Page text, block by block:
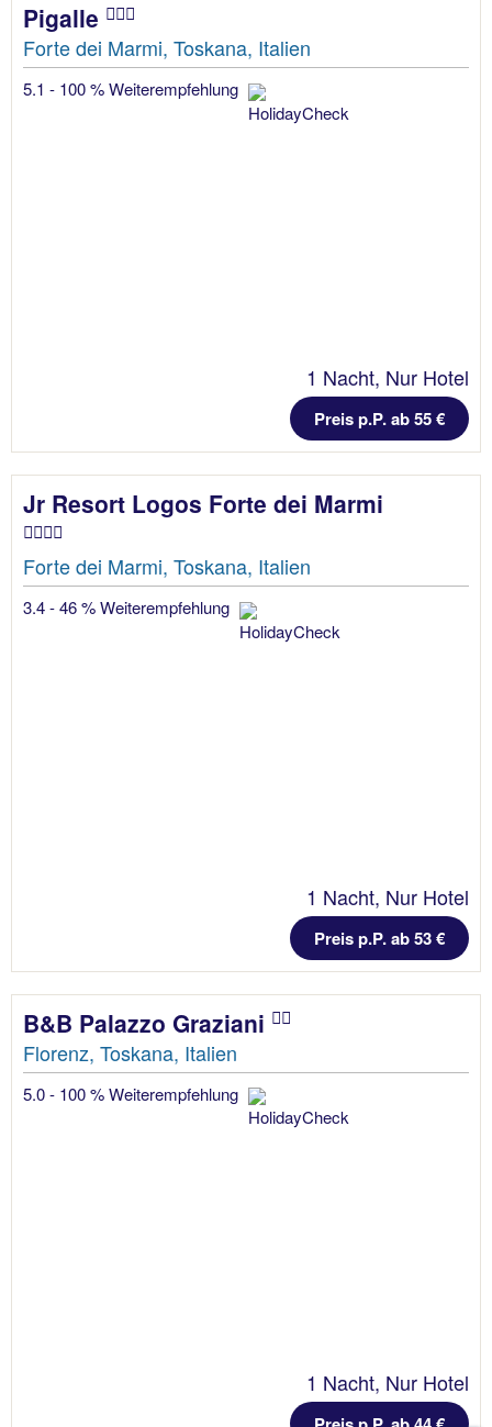
Pigalle
Forte dei Marmi, Toskana, Italien
5.1 - 100 % Weiterempfehlung
1 Nacht, Nur Hotel
Preis p.P. ab 55 €
Jr Resort Logos Forte dei Marmi
Forte dei Marmi, Toskana, Italien
3.4 - 46 % Weiterempfehlung
1 Nacht, Nur Hotel
Preis p.P. ab 53 €
B&B Palazzo Graziani
Florenz, Toskana, Italien
5.0 - 100 % Weiterempfehlung
1 Nacht, Nur Hotel